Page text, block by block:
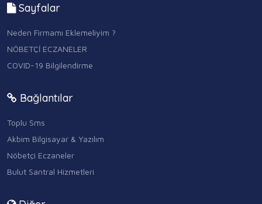
Sayfalar
Neden Firmamı Eklemeliyim ?
NÖBETÇİ ECZANELER
COVID-19 Bilgilendirme
Bağlantılar
Toplu Sms
Akbim Bilgisayar & Yazılım
Nöbetçi Eczaneler
Bulut Santral Hizmetleri